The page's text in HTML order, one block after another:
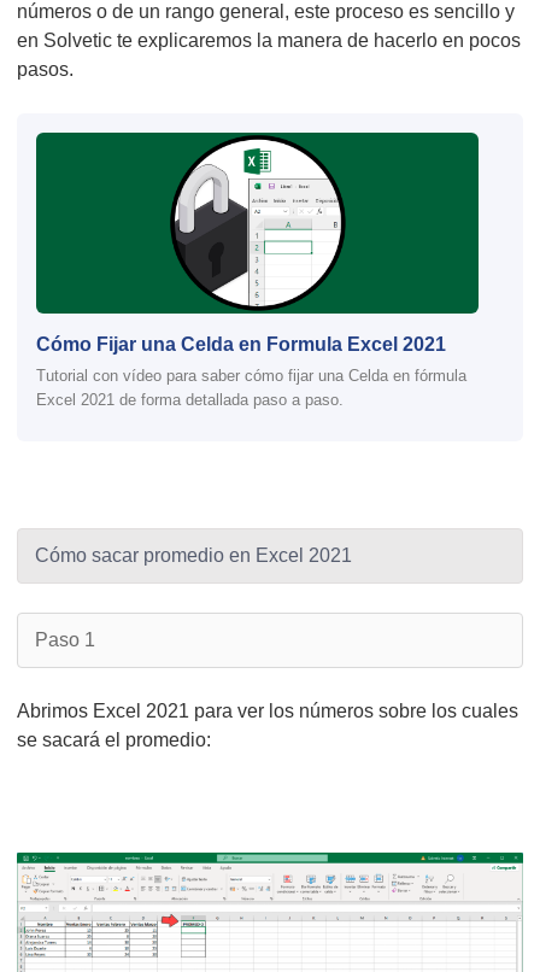
números o de un rango general, este proceso es sencillo y
en Solvetic te explicaremos la manera de hacerlo en pocos
pasos.
Cómo Fijar una Celda en Formula Excel 2021
Tutorial con vídeo para saber cómo fijar una Celda en fórmula
Excel 2021 de forma detallada paso a paso.
Cómo sacar promedio en Excel 2021
Paso 1
Abrimos Excel 2021 para ver los números sobre los cuales
se sacará el promedio: